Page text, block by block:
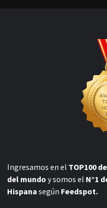
Ingresamos en el TOP100
del mundo y somos el N°1
Hispana según Feedspot.